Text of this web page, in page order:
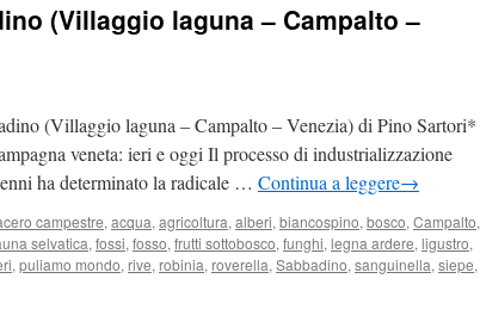
(Villaggio laguna – Campalto –
(Villaggio laguna – Campalto – Venezia) di Pino Sartori*
veneta: ieri e oggi Il processo di industrializzazione
ha determinato la radicale … Continua a leggere→
campestre, acqua, agricoltura, alberi, biancospino, bosco, Campalto,
selvatica, fossi, fosso, frutti sottobosco, funghi, legna ardere, ligustro,
, puliamo mondo, rive, robinia, roverella, Sabbadino, sanguinella, siepe,